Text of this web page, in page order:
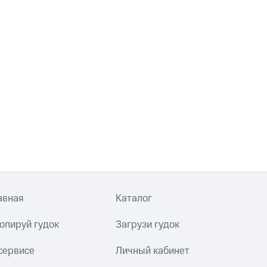
Каталог
гудок Загрузи гудок
Личный кабинет